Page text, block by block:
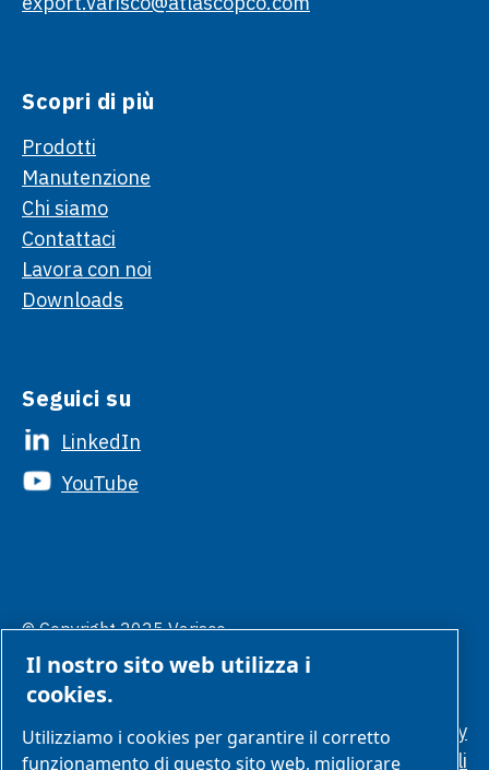
Scopri di più
Prodotti
Manutenzione
Chi siamo
Contattaci
Lavora con noi
Downloads
Seguici su
LinkedIn
YouTube
© Copyright 2025 Varisco.
Tutti i diritti sono riservati.
preferenze
Politica sulla privacy
Condizioni generali
Il nostro sito web utilizza i
cookies.
Utilizziamo i cookies per garantire il corretto
funzionamento di questo sito web, migliorare